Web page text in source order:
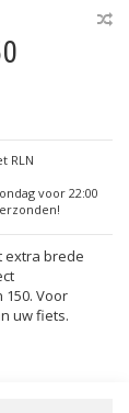
RLN
voor 22:00
extra brede
150. Voor
uw fiets.